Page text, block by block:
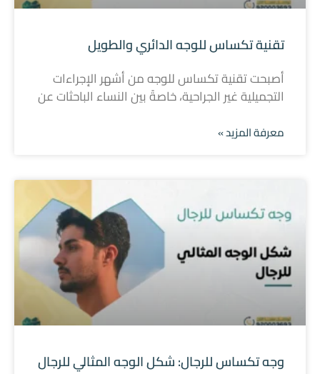
تقنية تكساس للوجه الدائري والطويل
أصبحت تقنية تكساس للوجه من أشهر الإجراءات
التجميلية غير الجراحية، خاصةً بين النساء الباحثات عن
معرفة المزيد »
وجه تكساس للرجال: شكل الوجه المثالي للرجال